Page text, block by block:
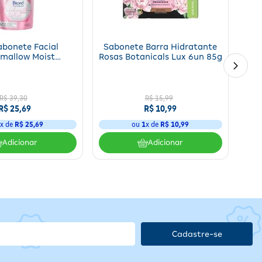
e
Evite contato com os olhos e, em caso de irritação,
Facial
Moist
39,30
25,69
x de R$ 25,69
Adicionar
Sabonete Barra Hidratante
Rosas Botanicals Lux 6un 85g
R$ 15,99
R$10,99
ou1x de R$ 10,99
Adicionar
Cadastre-se